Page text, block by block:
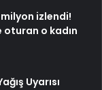
izlendi!
oturan o kadın
Uyarısı